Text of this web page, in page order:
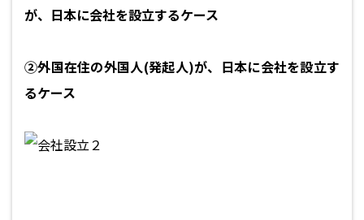
が、日本に会社を設立するケース
②外国在住の外国人(発起人)が、日本に会社を設立す
るケース